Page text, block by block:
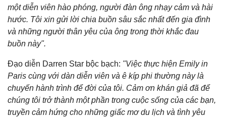
một diễn viên hào phóng, người đàn ông nhạy cảm và hài
hước. Tôi xin gửi lời chia buồn sâu sắc nhất đến gia đình
và những người thân yêu của ông trong thời khắc đau
buồn này".
Đạo diễn Darren Star bộc bạch: "Việc thực hiện Emily in
Paris cùng với dàn diễn viên và ê kíp phi thường này là
chuyến hành trình để đời của tôi. Cảm ơn khán giả đã để
chúng tôi trở thành một phần trong cuộc sống của các bạn,
truyền cảm hứng cho những giấc mơ du lịch và tình yêu